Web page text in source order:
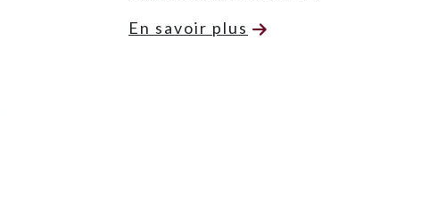
En savoir plus